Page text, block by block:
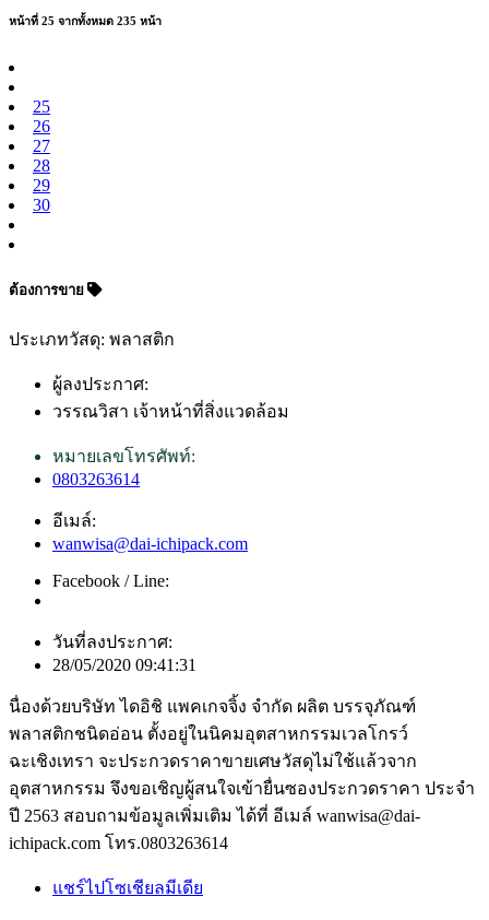
หน้าที่ 25 จากทั้งหมด 235 หน้า
25
26
27
28
29
30
ต้องการขาย
ประเภทวัสดุ: พลาสติก
ผู้ลงประกาศ:
วรรณวิสา เจ้าหน้าที่สิ่งแวดล้อม
หมายเลขโทรศัพท์:
0803263614
อีเมล์:
wanwisa@dai-ichipack.com
Facebook / Line:
วันที่ลงประกาศ:
28/05/2020 09:41:31
นื่องด้วยบริษัท ไดอิชิ แพคเกจจิ้ง จำกัด ผลิต บรรจุภัณฑ์
พลาสติกชนิดอ่อน ตั้งอยู่ในนิคมอุตสาหกรรมเวลโกรว์
ฉะเชิงเทรา จะประกวดราคาขายเศษวัสดุไม่ใช้แล้วจาก
อุตสาหกรรม จึงขอเชิญผู้สนใจเข้ายื่นซองประกวดราคา ประจำ
ปี 2563 สอบถามข้อมูลเพิ่มเติม ได้ที่ อีเมล์ wanwisa@dai-
ichipack.com โทร.0803263614
แชร์ไปโซเชียลมีเดีย